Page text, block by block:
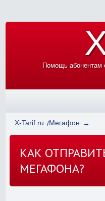
Помощь абонентам
X-Tarif.ru Мегафон
КАК
МЕГАФОНА?